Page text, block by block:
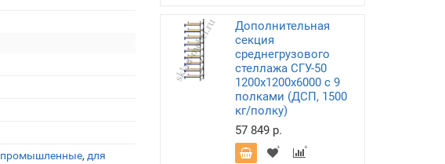
промышленные, для
Дополнительная
секция
среднегрузового
стеллажа СГУ-50
1200х1200х6000 с 9
полками (ДСП, 1500
кг/полку)
57 849 р.